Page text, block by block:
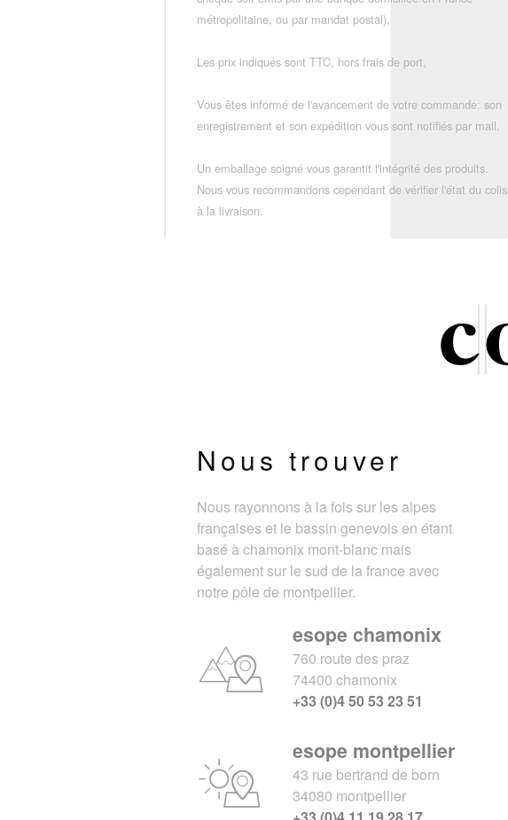
métropolitaine, ou par mandat postal),
Les prix indiqués sont TTC, hors frais de port,
Vous êtes informé de l'avancement de votre commande: son
enregistrement et son expédition vous sont notifiés par mail.
Un emballage soigné vous garantit l'intégrité des produits.
Nous vous recommandons cependant de vérifier l'état du colis
à la livraison.
Nous trouver
Nous rayonnons à la fois sur les alpes
françaises et le bassin genevois en étant
basé à chamonix mont-blanc mais
également sur le sud de la france avec
notre pôle de montpellier.
esope chamonix
760 route des praz
74400 chamonix
+33 (0)4 50 53 23 51
esope montpellier
43 rue bertrand de born
34080 montpellier